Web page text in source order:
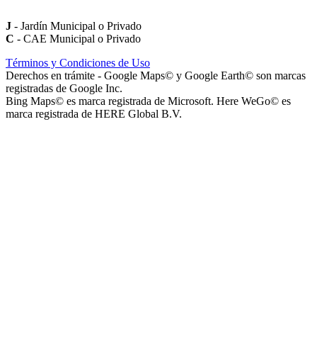
J - Jardín Municipal o Privado
C - CAE Municipal o Privado
Términos y Condiciones de Uso
Derechos en trámite - Google Maps© y Google Earth© son marcas
registradas de Google Inc.
Bing Maps© es marca registrada de Microsoft. Here WeGo© es
marca registrada de HERE Global B.V.